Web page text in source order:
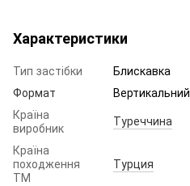
Характеристики
Тип застібки
Блискавка
Формат
Вертикальний
Країна
виробник
Туреччина
Країна
походження
ТМ
Турция